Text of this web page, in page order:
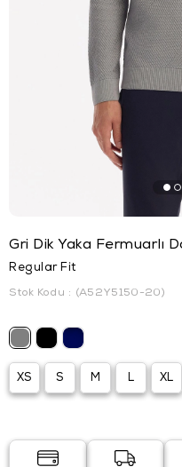
Gri Dik Yaka Fermuarlı
Regular Fit
Stok Kodu (A52Y5150-20)
XS S M L XL